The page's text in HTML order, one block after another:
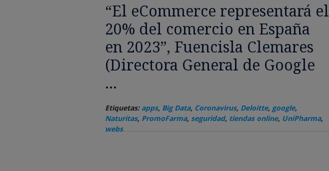
“El eCommerce representará el
20% del comercio en España
en 2023”, Fuencisla Clemares
(Directora General de Google
...
Etiquetas: apps, Big Data, Coronavirus, Deloitte, google,
Naturitas, PromoFarma, seguridad, tiendas online, UniPharma,
webs